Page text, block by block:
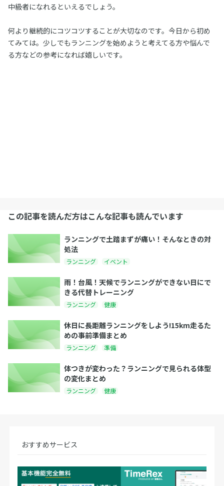
中級者になれるといえるでしょう。
何より継続的にコツコツすることが大切なのです。今日から初め
てみては。少しでもランニングを始めようと考えてる方や悩んで
る方などの参考になれば嬉しいです。
この記事を読んだ方はこんな記事も読んでいます
ランニングで土踏まずが痛い！そんなときの対
処法
ランニング イベント
雨！台風！天候でランニングができない日にで
きる代替トレーニング
ランニング 健康
休日に長距離ランニングをしよう!15km走るた
めの事前準備まとめ
ランニング 準備
体つきが変わった？ランニングで見られる体型
の変化まとめ
ランニング 健康
おすすめサービス